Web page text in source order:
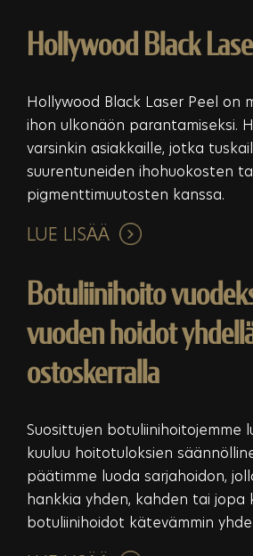
Hollywood Black
Hollywood Black Laser Peel on
ihon ulkonäön parantamiseksi.
varsinkin asiakkaille, jotka
suurentuneiden ihohuokosten
pigmenttimuutosten kanssa.
LUE LISÄÄ
Botuliinihoito
vuoden hoidot
ostoskerralla
Suosittujen botuliinihoitojemme
kuuluu hoitotuloksien
päätimme luoda sarjahoidon,
hankkia yhden, kahden tai jopa
botuliinihoidot kätevämmin